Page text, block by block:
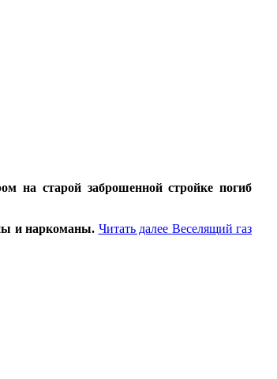
на старой заброшенной стройке погиб
и наркоманы. Читать далее Веселящий газ